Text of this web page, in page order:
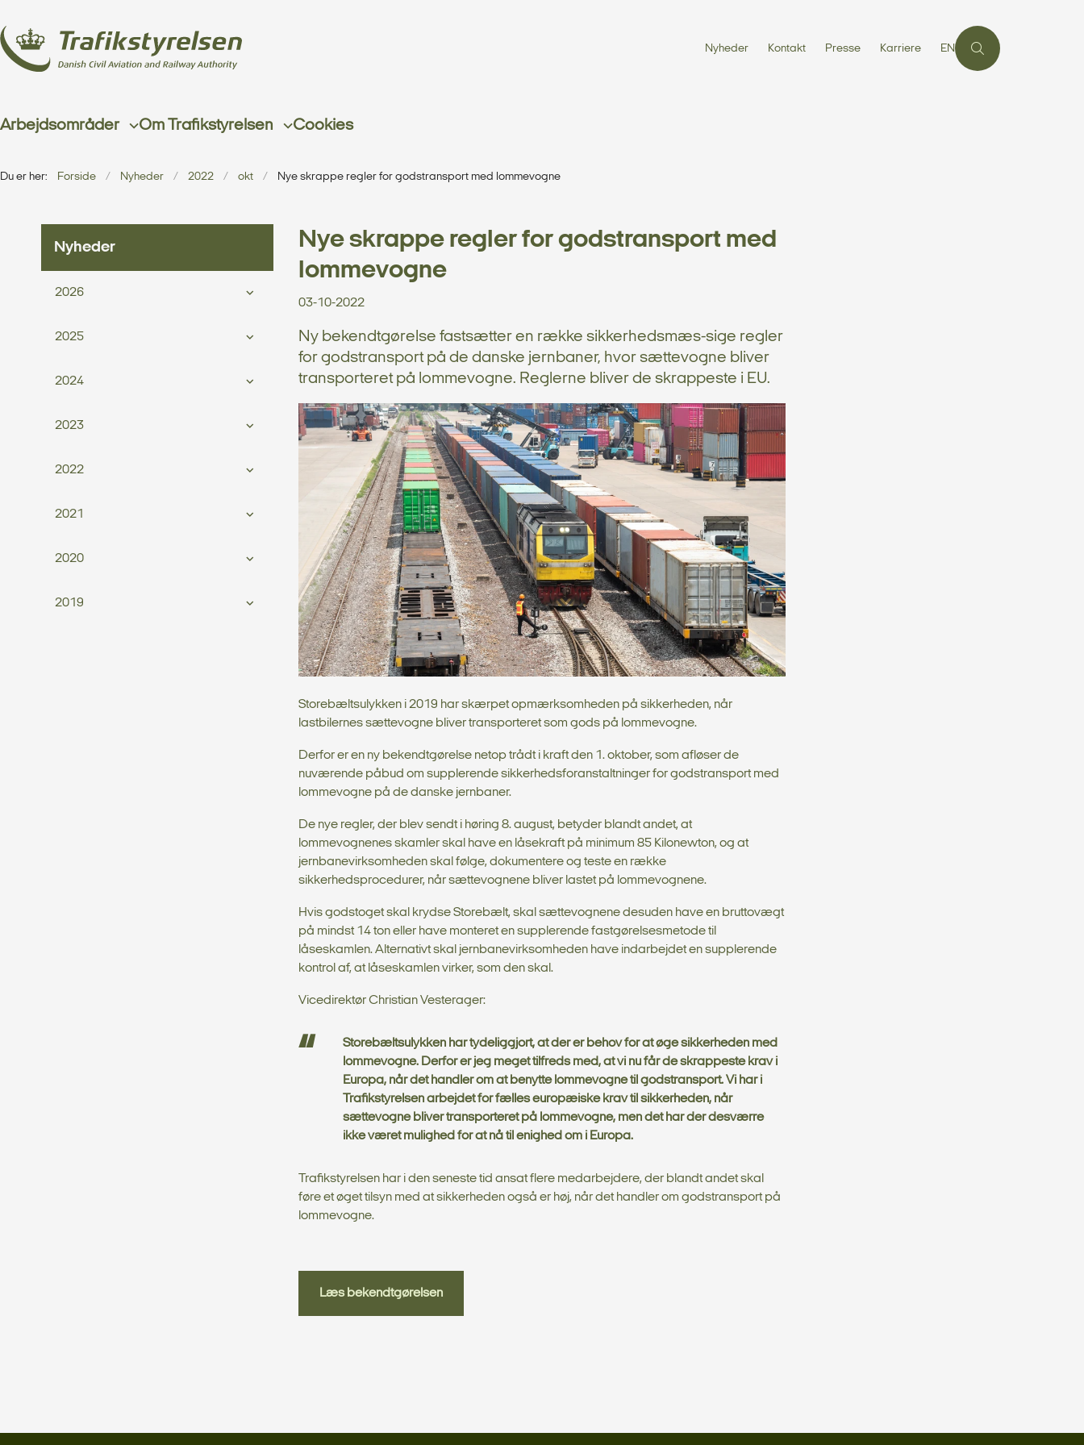
Nyheder Kontakt Presse Karriere EN
Arbejdsområder Om Trafikstyrelsen Cookies
Du er her: Forside Nyheder 2022 okt Nye skrappe regler for godstransport med lommevogne
Nyheder
2026
2025
2024
2023
2022
2021
2020
2019
Nye skrappe regler for godstransport med
lommevogne
03-10-2022
Ny bekendtgørelse fastsætter en række sikkerhedsmæs-sige regler
for godstransport på de danske jernbaner, hvor sættevogne bliver
transporteret på lommevogne. Reglerne bliver de skrappeste i EU.
Storebæltsulykken i 2019 har skærpet opmærksomheden på sikkerheden, når
lastbilernes sættevogne bliver transporteret som gods på lommevogne.
Derfor er en ny bekendtgørelse netop trådt i kraft den 1. oktober, som afløser de
nuværende påbud om supplerende sikkerhedsforanstaltninger for godstransport med
lommevogne på de danske jernbaner.
De nye regler, der blev sendt i høring 8. august, betyder blandt andet, at
lommevognenes skamler skal have en låsekraft på minimum 85 Kilonewton, og at
jernbanevirksomheden skal følge, dokumentere og teste en række
sikkerhedsprocedurer, når sættevognene bliver lastet på lommevognene.
Hvis godstoget skal krydse Storebælt, skal sættevognene desuden have en bruttovægt
på mindst 14 ton eller have monteret en supplerende fastgørelsesmetode til
låseskamlen. Alternativt skal jernbanevirksomheden have indarbejdet en supplerende
kontrol af, at låseskamlen virker, som den skal.
Vicedirektør Christian Vesterager:
Storebæltsulykken har tydeliggjort, at der er behov for at øge sikkerheden med
lommevogne. Derfor er jeg meget tilfreds med, at vi nu får de skrappeste krav i
Europa, når det handler om at benytte lommevogne til godstransport. Vi har i
Trafikstyrelsen arbejdet for fælles europæiske krav til sikkerheden, når
sættevogne bliver transporteret på lommevogne, men det har der desværre
ikke været mulighed for at nå til enighed om i Europa.
Trafikstyrelsen har i den seneste tid ansat flere medarbejdere, der blandt andet skal
føre et øget tilsyn med at sikkerheden også er høj, når det handler om godstransport på
lommevogne.
Læs bekendtgørelsen